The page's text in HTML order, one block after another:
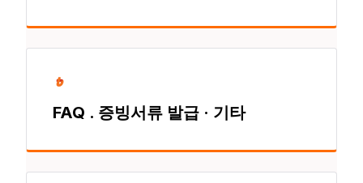
FAQ . 증빙서류 발급 · 기타